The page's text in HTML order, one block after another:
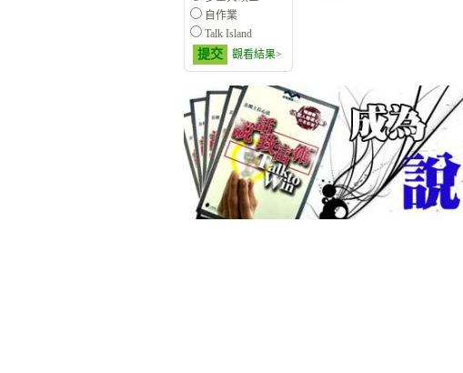
自作業
Talk Island
提交 觀看結果>